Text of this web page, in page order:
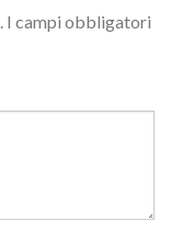
I campi obbligatori